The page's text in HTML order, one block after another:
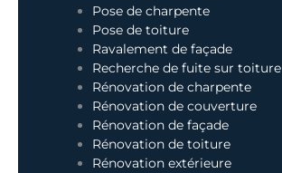
Pose de charpente
Pose de toiture
Ravalement de façade
Recherche de fuite sur toiture
Rénovation de charpente
Rénovation de couverture
Rénovation de façade
Rénovation de toiture
Rénovation extérieure